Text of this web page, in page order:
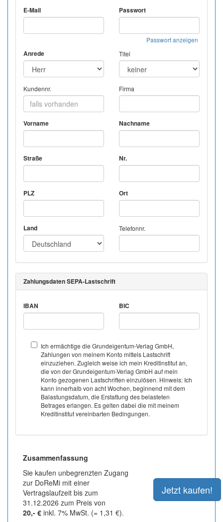
E-Mail Passwort
Passwort anzeigen
Anrede Titel
Kundennr. Firma
Vorname Nachname
Straße Nr.
PLZ Ort
Land Telefonnr.
Zahlungsdaten SEPA-Lastschrift
IBAN BIC
Ich ermächtige die Grundeigentum-Verlag GmbH,
Zahlungen von meinem Konto mittels Lastschrift
einzuziehen. Zugleich weise ich mein Kreditinstitut an,
die von der Grundeigentum-Verlag GmbH auf mein
Konto gezogenen Lastschriften einzulösen. Hinweis: Ich
kann innerhalb von acht Wochen, beginnend mit dem
Balastungsdatum, die Erstattung des belasteten
Betrages erlangen. Es gelten dabei die mit meinem
Kreditinstitut vereinbarten Bedingungen.
Zusammenfassung
Sie kaufen unbegrenzten Zugang
zur DoReMi mit einer
Vertragslaufzeit bis zum
31.12.2026 zum Preis von
20,- € inkl. 7% MwSt. (= 1,31 €).